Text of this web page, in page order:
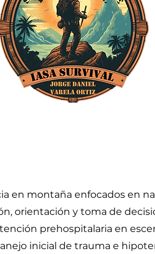
en montaña enfocados en
orientación y toma de
prehospitalaria en
inicial de trauma e